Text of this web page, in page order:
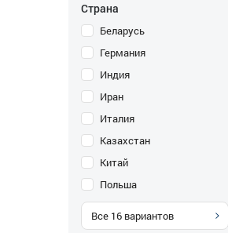
Страна
Беларусь
Германия
Индия
Иран
Италия
Казахстан
Китай
Польша
Все 16 вариантов